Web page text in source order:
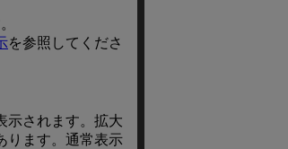
を参照してくださ
示されます。拡大
ります。通常表示